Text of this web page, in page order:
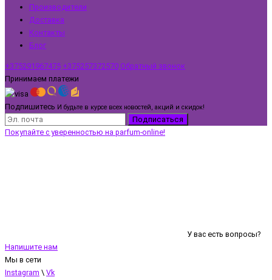
Производители
Доставка
Контакты
Блог
+375291967475 +375257372570 Обратный звонок
Принимаем платежи
Подпишитесь И будьте в курсе всех новостей, акций и скидок!
Подписаться
Покупайте с уверенностью на parfum-online!
У вас есть вопросы?
Напишите нам
Мы в сети
Instagram \ Vk